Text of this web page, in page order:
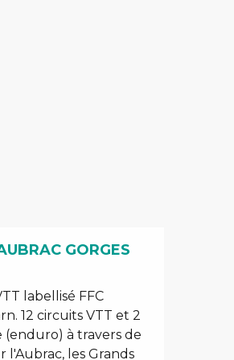
GORGES
labellisé FFC
12 circuits VTT et 2
(enduro) à travers de
l'Aubrac, les Grands